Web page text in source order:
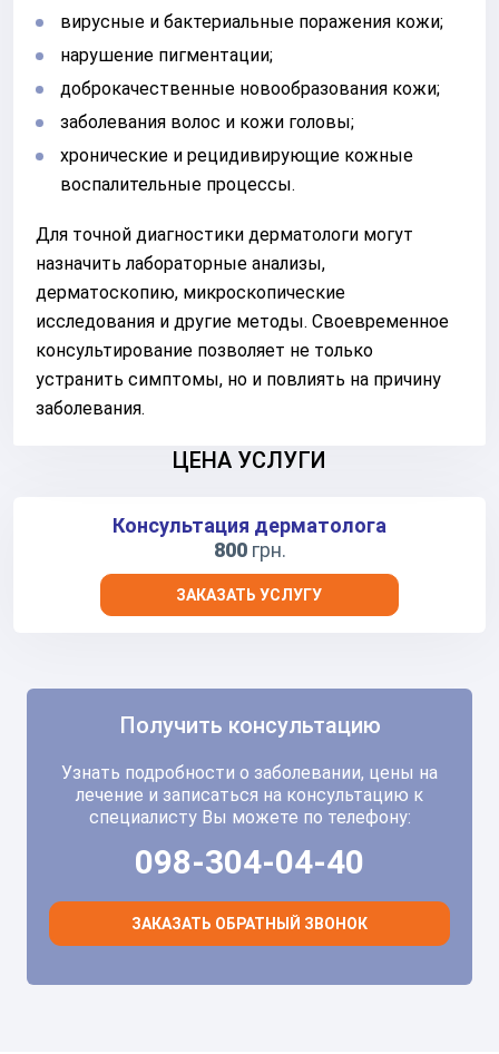
вирусные и бактериальные поражения кожи;
нарушение пигментации;
доброкачественные новообразования кожи;
заболевания волос и кожи головы;
хронические и рецидивирующие кожные
воспалительные процессы.
Для точной диагностики дерматологи могут
назначить лабораторные анализы,
дерматоскопию, микроскопические
исследования и другие методы. Своевременное
консультирование позволяет не только
устранить симптомы, но и повлиять на причину
заболевания.
ЦЕНА УСЛУГИ
Консультация дерматолога
800 грн.
ЗАКАЗАТЬ УСЛУГУ
Получить консультацию
Узнать подробности о заболевании, цены на
лечение и записаться на консультацию к
специалисту Вы можете по телефону:
098-304-04-40
ЗАКАЗАТЬ ОБРАТНЫЙ ЗВОНОК